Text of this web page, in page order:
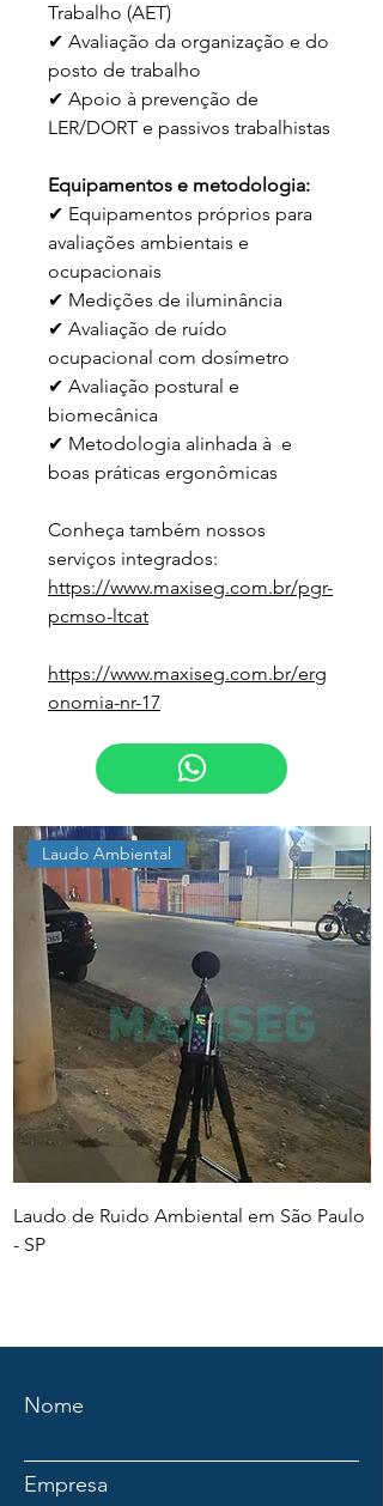
Trabalho (AET)
✔ Avaliação da organização e do
posto de trabalho
✔ Apoio à prevenção de
LER/DORT e passivos trabalhistas
Equipamentos e metodologia:
✔ Equipamentos próprios para
avaliações ambientais e
ocupacionais
✔ Medições de iluminância
✔ Avaliação de ruído
ocupacional com dosímetro
✔ Avaliação postural e
biomecânica
✔ Metodologia alinhada à  e
boas práticas ergonômicas
Conheça também nossos
serviços integrados:
https://www.maxiseg.com.br/pgr-
pcmso-ltcat
https://www.maxiseg.com.br/erg
onomia-nr-17
Laudo Ambiental
Laudo de Ruido Ambiental em São Paulo
- SP
Nome
Empresa